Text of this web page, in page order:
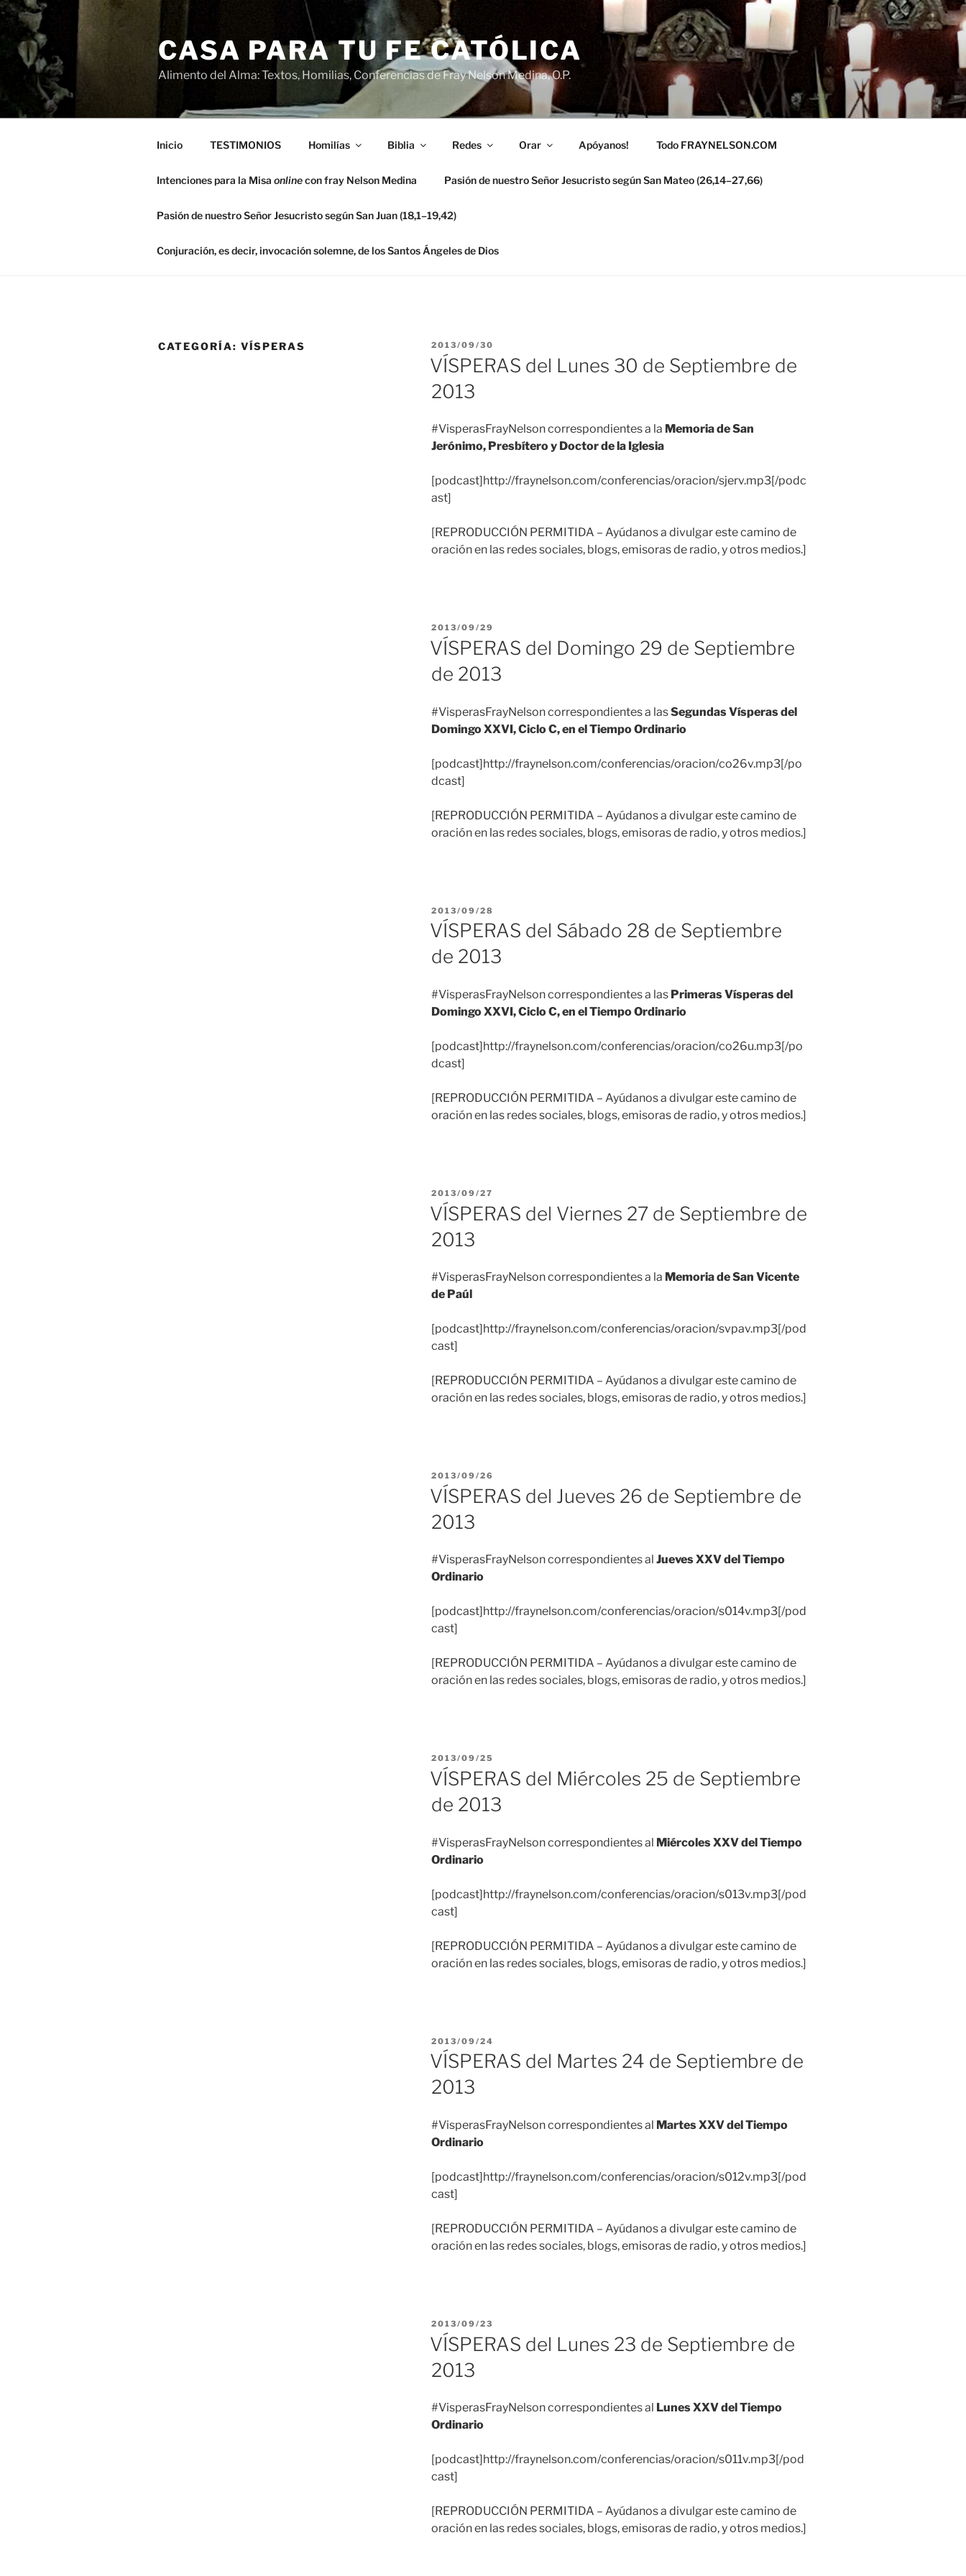
Saltar
contenido
CASA PARA TU FE CATÓLICA
Alimento del Alma: Textos, Homilias, Conferencias de Fray Nelson Medina, O.P.
Inicio TESTIMONIOS Homilías Biblia Redes Orar Apóyanos! Todo FRAYNELSON.COM
Intenciones para la Misa onlinecon fray Nelson Medina Pasión de nuestro Señor Jesucristo según San Mateo (26,14–27,66)
Pasión de nuestro Señor Jesucristo según San Juan (18,1–19,42)
Conjuración, es decir, invocación solemne, de los Santos Ángeles de Dios
CATEGORÍA: VÍSPERAS
PUBLICADO
EL
2013/09/30
VÍSPERAS del Lunes 30 de Septiembre de
2013
#VisperasFrayNelson correspondientes a la Memoria de San
Jerónimo, Presbítero y Doctor de la Iglesia
[podcast]http://fraynelson.com/conferencias/oracion/sjerv.mp3[/podc
ast]
[REPRODUCCIÓN PERMITIDA – Ayúdanos a divulgar este camino de
oración en las redes sociales, blogs, emisoras de radio, y otros medios.]
PUBLICADO
EL
2013/09/29
VÍSPERAS del Domingo 29 de Septiembre
de 2013
#VisperasFrayNelson correspondientes a lasSegundas Vísperas del
Domingo XXVI, Ciclo C, en el Tiempo Ordinario
[podcast]http://fraynelson.com/conferencias/oracion/co26v.mp3[/po
dcast]
[REPRODUCCIÓN PERMITIDA – Ayúdanos a divulgar este camino de
oración en las redes sociales, blogs, emisoras de radio, y otros medios.]
PUBLICADO
EL
2013/09/28
VÍSPERAS del Sábado 28 de Septiembre
de 2013
#VisperasFrayNelson correspondientes a las Primeras Vísperas del
Domingo XXVI, Ciclo C, en el Tiempo Ordinario
[podcast]http://fraynelson.com/conferencias/oracion/co26u.mp3[/po
dcast]
[REPRODUCCIÓN PERMITIDA – Ayúdanos a divulgar este camino de
oración en las redes sociales, blogs, emisoras de radio, y otros medios.]
PUBLICADO
EL
2013/09/27
VÍSPERAS del Viernes 27 de Septiembre de
2013
#VisperasFrayNelson correspondientes a la Memoria de San Vicente
de Paúl
[podcast]http://fraynelson.com/conferencias/oracion/svpav.mp3[/pod
cast]
[REPRODUCCIÓN PERMITIDA – Ayúdanos a divulgar este camino de
oración en las redes sociales, blogs, emisoras de radio, y otros medios.]
PUBLICADO
EL
2013/09/26
VÍSPERAS del Jueves 26 de Septiembre de
2013
#VisperasFrayNelson correspondientes al Jueves XXV del Tiempo
Ordinario
[podcast]http://fraynelson.com/conferencias/oracion/s014v.mp3[/pod
cast]
[REPRODUCCIÓN PERMITIDA – Ayúdanos a divulgar este camino de
oración en las redes sociales, blogs, emisoras de radio, y otros medios.]
PUBLICADO
EL
2013/09/25
VÍSPERAS del Miércoles 25 de Septiembre
de 2013
#VisperasFrayNelson correspondientes al Miércoles XXV del Tiempo
Ordinario
[podcast]http://fraynelson.com/conferencias/oracion/s013v.mp3[/pod
cast]
[REPRODUCCIÓN PERMITIDA – Ayúdanos a divulgar este camino de
oración en las redes sociales, blogs, emisoras de radio, y otros medios.]
PUBLICADO
EL
2013/09/24
VÍSPERAS del Martes 24 de Septiembre de
2013
#VisperasFrayNelson correspondientes al Martes XXV del Tiempo
Ordinario
[podcast]http://fraynelson.com/conferencias/oracion/s012v.mp3[/pod
cast]
[REPRODUCCIÓN PERMITIDA – Ayúdanos a divulgar este camino de
oración en las redes sociales, blogs, emisoras de radio, y otros medios.]
PUBLICADO
EL
2013/09/23
VÍSPERAS del Lunes 23 de Septiembre de
2013
#VisperasFrayNelson correspondientes al Lunes XXV del Tiempo
Ordinario
[podcast]http://fraynelson.com/conferencias/oracion/s011v.mp3[/pod
cast]
[REPRODUCCIÓN PERMITIDA – Ayúdanos a divulgar este camino de
oración en las redes sociales, blogs, emisoras de radio, y otros medios.]